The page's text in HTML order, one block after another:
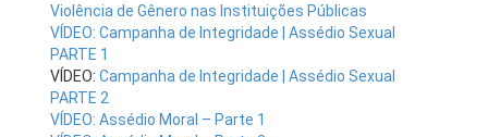
Violência de Gênero nas Instituições Públicas
VÍDEO: Campanha de Integridade | Assédio Sexual
PARTE 1
VÍDEO: Campanha de Integridade | Assédio Sexual
PARTE 2
VÍDEO: Assédio Moral – Parte 1